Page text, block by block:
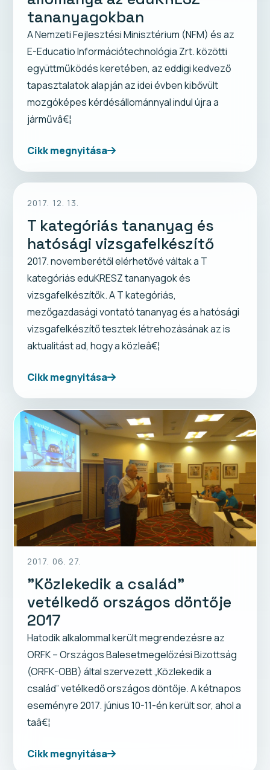
tananyagokban
A Nemzeti Fejlesztési Minisztérium (NFM) és az
E-Educatio Információtechnológia Zrt. közötti
együttműködés keretében, az eddigi kedvező
tapasztalatok alapján az idei évben kibővült
mozgóképes kérdésállománnyal indul újra a
járművâ€¦
Cikk megnyitása
2017. 12. 13.
T kategóriás tananyag és
hatósági vizsgafelkészítő
2017. novemberétől elérhetővé váltak a T
kategóriás eduKRESZ tananyagok és
vizsgafelkészítők. A T kategóriás,
mezőgazdasági vontató tananyag és a hatósági
vizsgafelkészítő tesztek létrehozásának az is
aktualitást ad, hogy a közleâ€¦
Cikk megnyitása
2017. 06. 27.
"Közlekedik a család”
vetélkedő országos döntője
2017
Hatodik alkalommal került megrendezésre az
ORFK – Országos Balesetmegelőzési Bizottság
(ORFK-OBB) által szervezett „Közlekedik a
család” vetélkedő országos döntője. A kétnapos
eseményre 2017. június 10-11-én került sor, ahol a
taâ€¦
Cikk megnyitása